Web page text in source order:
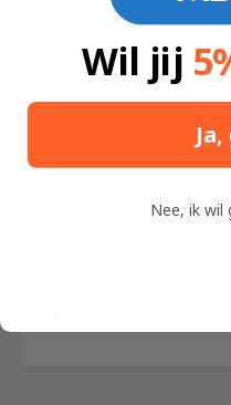
1. Zijn jullie
voor zakelijke
Ja, we leveren ook aan
en projectinrichters.
2. Waar vind ik
Wil jij
Nee, ik wil